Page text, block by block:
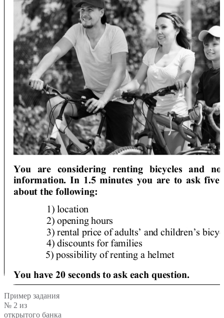
Пример задания
№ 2 из
открытого банка